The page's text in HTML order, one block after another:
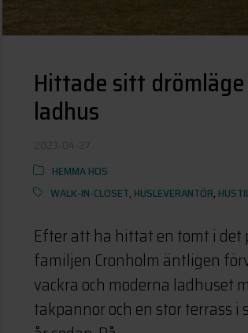
Hittade sitt
ladhus
2023-04-27
HEMMA HOS
WALK-IN-CLOSET, HUSLEVERANTÖR,
Efter att ha hittat en tomt i
familjen Cronholm äntligen
vackra och moderna ladhuset
takpannor och en stor terrass